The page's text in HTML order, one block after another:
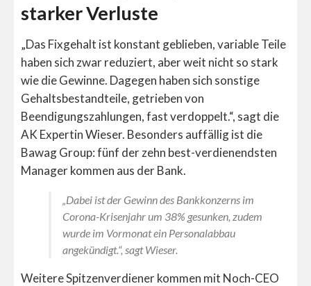
starker Verluste
„Das Fixgehalt ist konstant geblieben, variable Teile
haben sich zwar reduziert, aber weit nicht so stark
wie die Gewinne. Dagegen haben sich sonstige
Gehaltsbestandteile, getrieben von
Beendigungszahlungen, fast verdoppelt.“, sagt die
AK Expertin Wieser. Besonders auffällig ist die
Bawag Group: fünf der zehn best-verdienendsten
Manager kommen aus der Bank.
„Dabei ist der Gewinn des Bankkonzerns im
Corona-Krisenjahr um 38% gesunken, zudem
wurde im Vormonat ein Personalabbau
angekündigt.“, sagt Wieser.
Weitere Spitzenverdiener kommen mit Noch-CEO